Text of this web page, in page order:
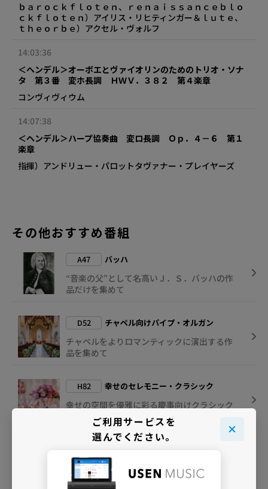
ｂａｒｏｃｋｆｌｏｔｅｎ、ｒｅｎａｉｓｓａｎｃｅｂｌｏ
ｃｋｆｌｏｔｅｎ）アイリス・リヒティンガー＆ｌｕｔｅ、
ｔｈｅｏｒｂｅ）アクセル・ヴォルフ
14:03:36
＜ヘンデル＞オーボエとヴァイオリンのためのトリオ・ソナ
タ 第３番 変ホ長調 ＨＷＶ．３８２ 第４楽章
コンヴィヴィウム
14:07:38
＜ヘンデル＞ハープ協奏曲 変ロ長調 Ｏｐ．４－６ 第１
楽章
指揮）アンドリュー・パロットタヴァナー・プレイヤーズ
その他おすすめ番組
A47 バッハ
“音楽の父”として名高いＪ．Ｓ．バッハの作
品だけを集めて
D52 チャペル向けパイプ・オルガン
チャペルをよりロマンティックに演出する作
品を集めて
H82 幸せのセレモニー・クラシック
幸せの空間を優雅に彩る慶事向けクラシック
クラシック音楽から軽快な楽曲を集めて明る
い雰囲気を演出
ご利用サービスを
選んでください。